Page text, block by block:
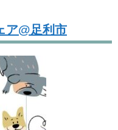
ア@足利市